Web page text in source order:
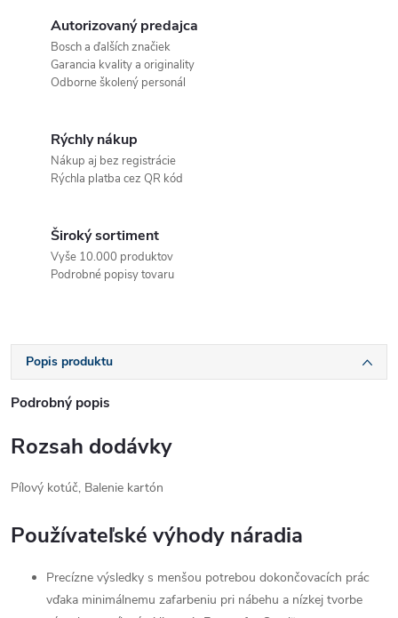
Autorizovaný predajca
Bosch a ďalších značiek
Garancia kvality a originality
Odborne školený personál
Rýchly nákup
Nákup aj bez registrácie
Rýchla platba cez QR kód
Široký sortiment
Vyše 10.000 produktov
Podrobné popisy tovaru
Popis produktu
Podrobný popis
Rozsah dodávky
Pílový kotúč, Balenie kartón
Používateľské výhody náradia
Precízne výsledky s menšou potrebou dokončovacích prác
vďaka minimálnemu zafarbeniu pri nábehu a nízkej tvorbe